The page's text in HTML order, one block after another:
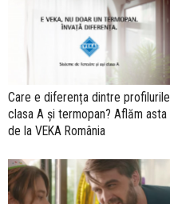
Care e diferența dintre profilurile
clasa A și termopan? Aflăm asta
de la VEKA România